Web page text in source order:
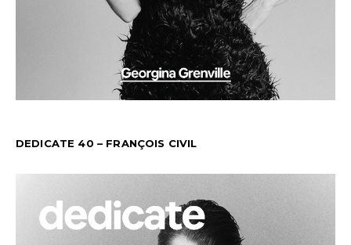
DEDICATE 40 – FRANÇOIS CIVIL